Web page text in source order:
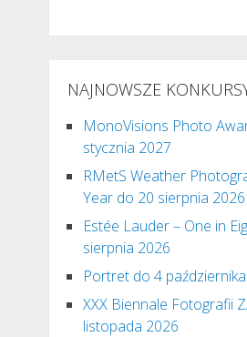
NAJNOWSZE
MonoVisions Photo
stycznia 2027
RMetS Weather
Year do 20 sierpnia 2026
Estée Lauder – One in
sierpnia 2026
Portret do 4
XXX Biennale Fotografii
listopada 2026